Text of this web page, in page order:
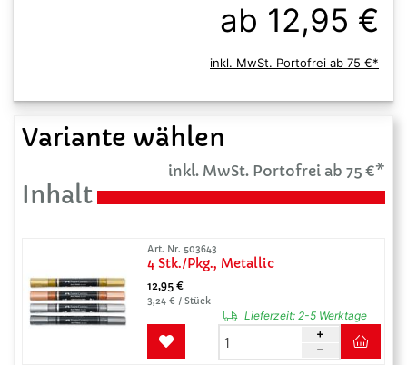
ab 12,95 €
inkl. MwSt. Portofrei ab 75 €*
Variante wählen
inkl. MwSt. Portofrei ab 75 €*
Inhalt
Art. Nr. 503643
4 Stk./Pkg., Metallic
12,95 €
3,24 € / Stück
Lieferzeit:2-5 Werktage